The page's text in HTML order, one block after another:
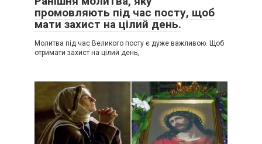
промовляють під час посту, щоб
мати захист на цілий день.
Молитва під час Великого посту є дуже важливою. Щоб
отримати захист на цілий день,